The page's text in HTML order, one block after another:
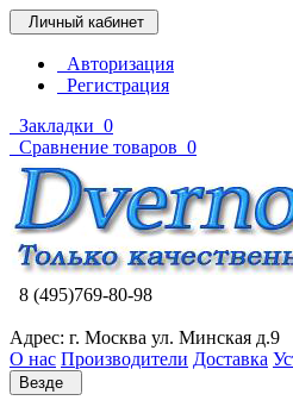
Личный кабинет
Авторизация
Регистрация
Закладки 0
Сравнение товаров 0
8 (495)769-80-98
Адрес: г. Москва ул. Минская д.9
О нас Производители Доставка
Везде